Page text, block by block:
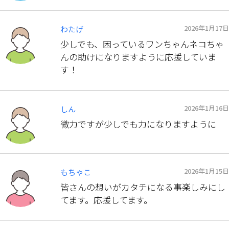
わたげ 2026年1月17日
少しでも、困っているワンちゃんネコちゃ
んの助けになりますように応援していま
す！
しん 2026年1月16日
微力ですが少しでも力になりますように
もちゃこ 2026年1月15日
皆さんの想いがカタチになる事楽しみにし
てます。応援してます。